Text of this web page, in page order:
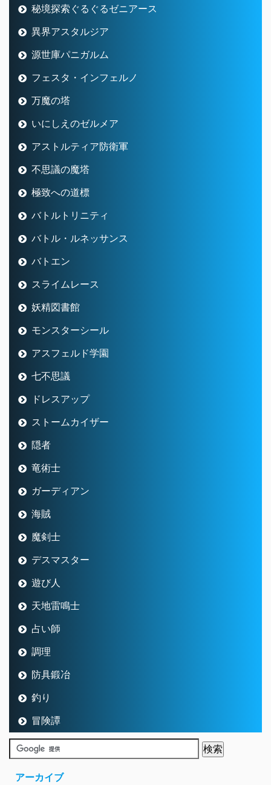
秘境探索ぐるぐるゼニアース
異界アスタルジア
源世庫パニガルム
フェスタ・インフェルノ
万魔の塔
いにしえのゼルメア
アストルティア防衛軍
不思議の魔塔
極致への道標
バトルトリニティ
バトル・ルネッサンス
バトエン
スライムレース
妖精図書館
モンスターシール
アスフェルド学園
七不思議
ドレスアップ
ストームカイザー
隠者
竜術士
ガーディアン
海賊
魔剣士
デスマスター
遊び人
天地雷鳴士
占い師
調理
防具鍛冶
釣り
冒険譚
アーカイブ